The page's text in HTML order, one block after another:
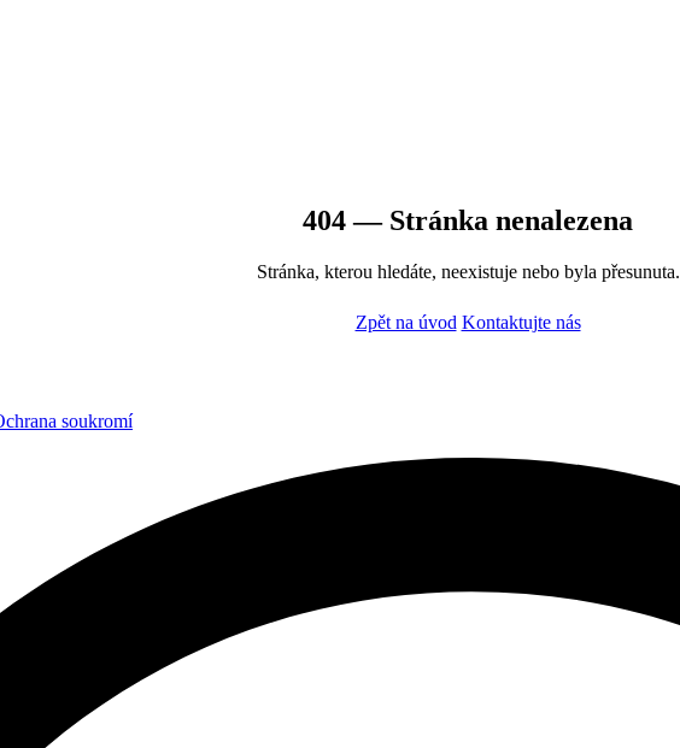
404 — Stránka nenalezena
Stránka, kterou hledáte, neexistuje nebo byla přesunuta.
Zpět na úvod Kontaktujte nás
soukromí